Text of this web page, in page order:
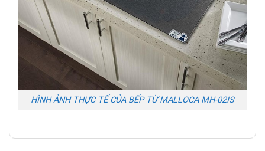
HÌNH ẢNH THỰC TẾ CỦA BẾP TỪ MALLOCA MH-02IS